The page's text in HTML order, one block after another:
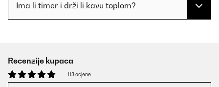
Ima li timer i drži li kavu toplom?
Recenzije kupaca
113 ocjene